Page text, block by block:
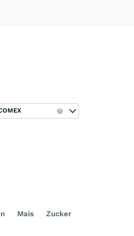
Mais Zucker